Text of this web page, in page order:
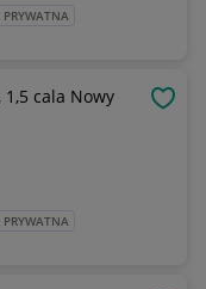
PRYWATNA
cala Nowy
PRYWATNA